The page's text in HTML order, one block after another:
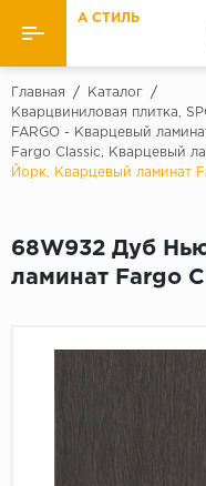
Назад
Ламинат
Ковролин и ковровая
Плитка ПВХ
Кварцевый ламинат SPC
А СТИЛЬ
Главная / Каталог
/
Кварцвиниловая плитка,
FARGO - Кварцевый
Fargo Classic, Кварцевый
Йорк, Кварцевый ламинат
68W932 Дуб
ламинат Fargo